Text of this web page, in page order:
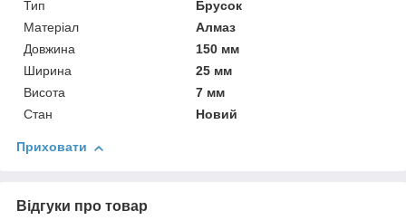
Тип
Брусок
Матеріал
Алмаз
Довжина
150 мм
Ширина
25 мм
Висота
7 мм
Стан
Новий
Приховати
Відгуки про товар